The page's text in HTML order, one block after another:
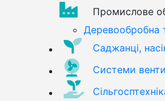
Промислове
Деревообробна
Саджанці,
Системи